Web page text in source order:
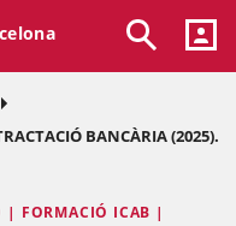
BANCÀRIA (2025).
| FORMACIÓ ICAB |